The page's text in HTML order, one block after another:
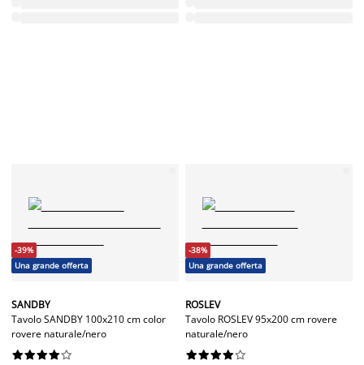
-39%
Una grande offerta
SANDBY
Tavolo SANDBY 100x210 cm color
rovere naturale/nero






-38%
Una grande offerta
ROSLEV
Tavolo ROSLEV 95x200 cm rovere
naturale/nero





